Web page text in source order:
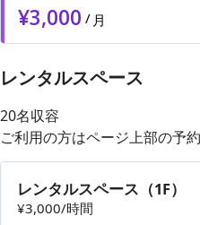
¥3,000 / 月
レンタルスペース
20名収容
ご利用の方はページ上部の予
レンタルスペース（1F）
¥3,000/時間